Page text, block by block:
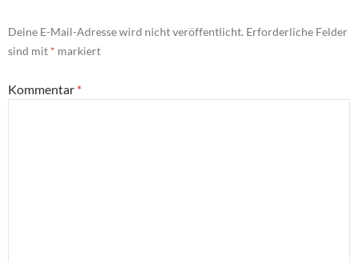
Deine E-Mail-Adresse wird nicht veröffentlicht. Erforderliche Felder
sind mit * markiert
Kommentar *